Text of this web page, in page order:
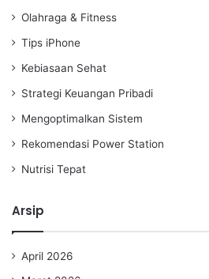
Olahraga & Fitness
Tips iPhone
Kebiasaan Sehat
Strategi Keuangan Pribadi
Mengoptimalkan Sistem
Rekomendasi Power Station
Nutrisi Tepat
Arsip
April 2026